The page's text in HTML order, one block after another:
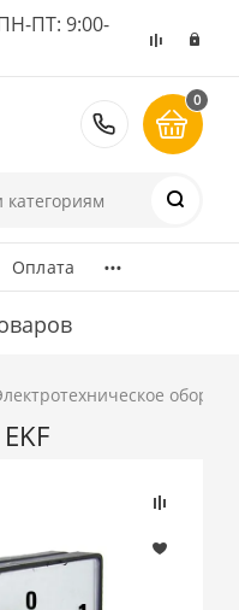
ПТ: 9:00-
8 (495)
0
Оплата ...